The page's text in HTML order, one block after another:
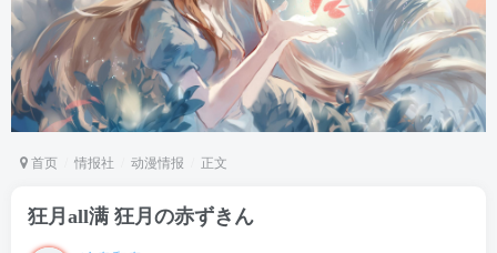
首页 情报社 动漫情报 正文
狂月all满 狂月の赤ずきん